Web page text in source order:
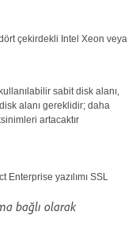
çekirdekli Intel Xeon veya
sabit disk alanı,
alanı gereklidir; daha
artacaktır
Enterprise yazılımı SSL
bağlı olarak